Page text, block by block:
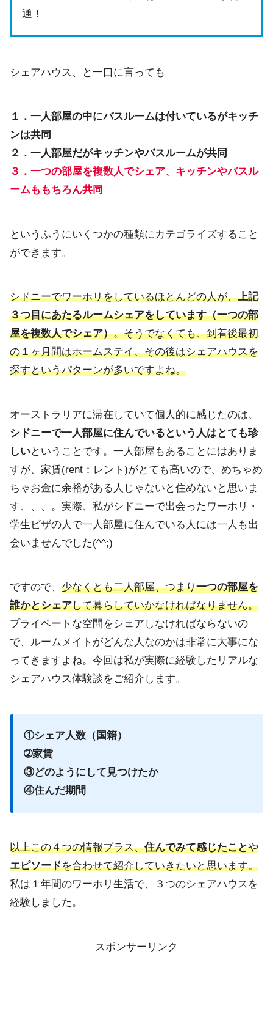
通！
シェアハウス、と一口に言っても
１．一人部屋の中にバスルームは付いているがキッチ
ンは共同
２．一人部屋だがキッチンやバスルームが共同
３．一つの部屋を複数人でシェア、キッチンやバスル
ームももちろん共同
というふうにいくつかの種類にカテゴライズすること
ができます。
シドニーでワーホリをしているほとんどの人が、上記
３つ目にあたるルームシェアをしています（一つの部
屋を複数人でシェア）。そうでなくても、到着後最初
の１ヶ月間はホームステイ、その後はシェアハウスを
探すというパターンが多いですよね。
オーストラリアに滞在していて個人的に感じたのは、
シドニーで一人部屋に住んでいるという人はとても珍
しいということです。一人部屋もあることにはありま
すが、家賃(rent： レント)がとても高いので、 めちゃめ
ちゃお金に余裕がある人じゃないと住めないと思いま
す、
、、。実際、私がシドニーで出会ったワーホリ・
学生ビザの人で一人部屋に住んでいる人には一人も出
会いませんでした(^^;)
ですので、 少なくとも二人部屋、つまり一つの部屋を
誰かとシェアして暮らしていかなければなりません。
プライベートな空間をシェアしなければならないの
で、ルームメイトがどんな人なのかは非常に大事にな
ってきますよね。 今回は私が実際に経験したリアルな
シェアハウス体験談をご紹介し ます。
①シェア人数（国籍）
➁家賃
③どのようにして見つけたか
④住んだ期間
以上この４つの情報プラス、住んでみて感じたことや
エピソードを合わせて紹介していきたいと思います。
私は１年間のワーホリ生活で、３つのシェアハウスを
経験しました。
スポンサーリンク